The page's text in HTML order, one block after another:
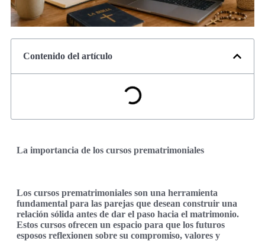
Contenido del artículo
La importancia de los cursos prematrimoniales
Los cursos prematrimoniales son una herramienta
fundamental para las parejas que desean construir una
relación sólida antes de dar el paso hacia el matrimonio.
Estos cursos ofrecen un espacio para que los futuros
esposos reflexionen sobre su compromiso, valores y